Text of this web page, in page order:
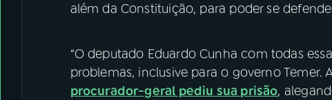
além da Constituição, para poder se
“O deputado Eduardo Cunha com todas
problemas, inclusive para o governo Temer.
procurador-geral pediu sua prisão,